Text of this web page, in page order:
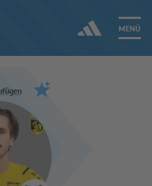
MENÜ
Jetzt einloggen